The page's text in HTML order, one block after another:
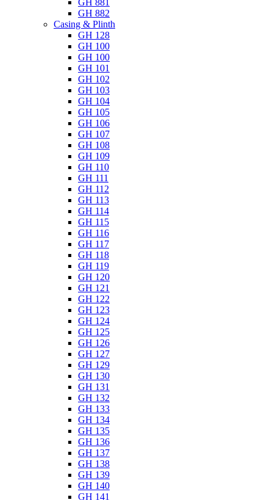
GH 881
GH 882
Casing & Plinth
GH 128
GH 100
GH 100
GH 101
GH 102
GH 103
GH 104
GH 105
GH 106
GH 107
GH 108
GH 109
GH 110
GH 111
GH 112
GH 113
GH 114
GH 115
GH 116
GH 117
GH 118
GH 119
GH 120
GH 121
GH 122
GH 123
GH 124
GH 125
GH 126
GH 127
GH 129
GH 130
GH 131
GH 132
GH 133
GH 134
GH 135
GH 136
GH 137
GH 138
GH 139
GH 140
GH 141